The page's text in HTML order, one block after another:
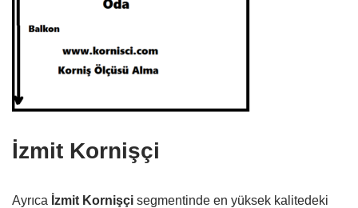
İzmit Kornişçi
Ayrıca İzmit Kornişçi segmentinde en yüksek kalitedeki